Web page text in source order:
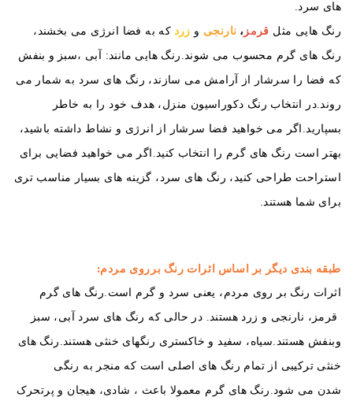
های سرد.
رنگ‌ هایی مثل قرمز ، نارنجی و زرد که به فضا انرژی می ‌بخشند،
رنگ ‌های گرم محسوب می ‌شوند. رنگ ‌هایی مانند: آبی ،سبز و بنفش
که فضا را سرشار از آرامش می ‌سازند، رنگ ‌های سرد به شمار می‌
روند.در انتخاب رنگ دکوراسیون منزل، هدف خود را به خاطر
بسپارید. اگر می ‌خواهید فضا سرشار از انرژی و نشاط داشته باشید،
بهتر است رنگ‌ های گرم را انتخاب کنید. اگر می‌ خواهید فضایی برای
استراحت طراحی کنید، رنگ ‌های سرد، گزینه‌ های بسیار مناسب ‌تری
برای شما هستند.
طبقه بندی دیگر بر اساس اثرات رنگ برروی مردم:
اثرات رنگ بر روی مردم، یعنی سرد و گرم است.رنگ های گرم
قرمز، نارنجی و زرد هستند. در حالی که رنگ های سرد آبی، سبز
وبنفش هستند.سیاه، سفید و خاکستری رنگهای خنثی هستند.رنگ های
خنثی ترکیبی از تمام رنگ های اصلی است که منجر به رنگی
شدن می شود.رنگ های گرم معمولا باعث ، شادی، هیجان و پرتحرک